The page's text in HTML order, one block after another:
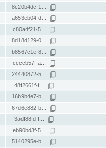
8c20b4dc-1...
a653eb04-d...
c80a4f21-5...
8d18d129-0...
b8567c1e-8...
ccccb57f-a...
24440872-5...
48f2661f-f...
16b9b4e7-b...
67d6e882-b...
3adf88fd-f...
eb90bd3f-5...
5140295e-b...